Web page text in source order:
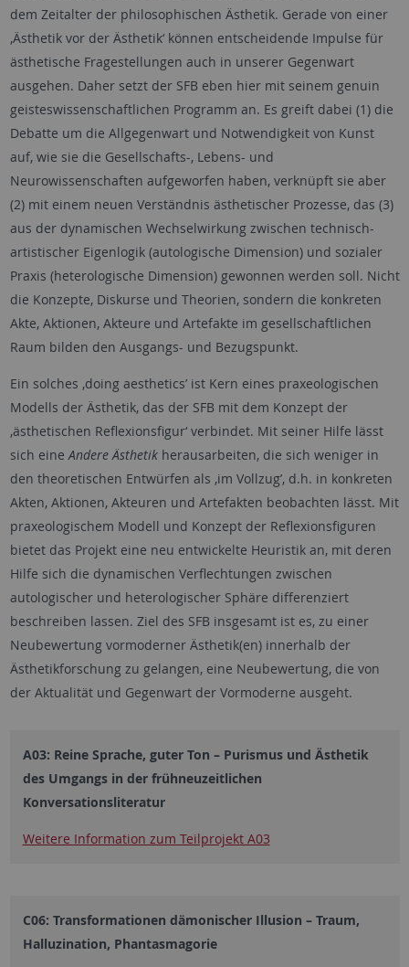
dem Zeitalter der philosophischen Ästhetik. Gerade von einer
‚Ästhetik vor der Ästhetik‘ können entscheidende Impulse für
ästhetische Fragestellungen auch in unserer Gegenwart
ausgehen. Daher setzt der SFB eben hier mit seinem genuin
geisteswissenschaftlichen Programm an. Es greift dabei (1) die
Debatte um die Allgegenwart und Notwendigkeit von Kunst
auf, wie sie die Gesellschafts-, Lebens- und
Neurowissenschaften aufgeworfen haben, verknüpft sie aber
(2) mit einem neuen Verständnis ästhetischer Prozesse, das (3)
aus der dynamischen Wechselwirkung zwischen technisch-
artistischer Eigenlogik (autologische Dimension) und sozialer
Praxis (heterologische Dimension) gewonnen werden soll. Nicht
die Konzepte, Diskurse und Theorien, sondern die konkreten
Akte, Aktionen, Akteure und Artefakte im gesellschaftlichen
Raum bilden den Ausgangs- und Bezugspunkt.
Ein solches ‚doing aesthetics’ ist Kern eines praxeologischen
Modells der Ästhetik, das der SFB mit dem Konzept der
‚ästhetischen Reflexionsfigur‘ verbindet. Mit seiner Hilfe lässt
sich eine Andere Ästhetikherausarbeiten, die sich weniger in
den theoretischen Entwürfen als ‚im Vollzug’, d.h. in konkreten
Akten, Aktionen, Akteuren und Artefakten beobachten lässt. Mit
praxeologischem Modell und Konzept der Reflexionsfiguren
bietet das Projekt eine neu entwickelte Heuristik an, mit deren
Hilfe sich die dynamischen Verflechtungen zwischen
autologischer und heterologischer Sphäre differenziert
beschreiben lassen. Ziel des SFB insgesamt ist es, zu einer
Neubewertung vormoderner Ästhetik(en) innerhalb der
Ästhetikforschung zu gelangen, eine Neubewertung, die von
der Aktualität und Gegenwart der Vormoderne ausgeht.
A03: Reine Sprache, guter Ton – Purismus und Ästhetik
des Umgangs in der frühneuzeitlichen
Konversationsliteratur
Weitere Information zum Teilprojekt A03
C06: Transformationen dämonischer Illusion – Traum,
Halluzination, Phantasmagorie